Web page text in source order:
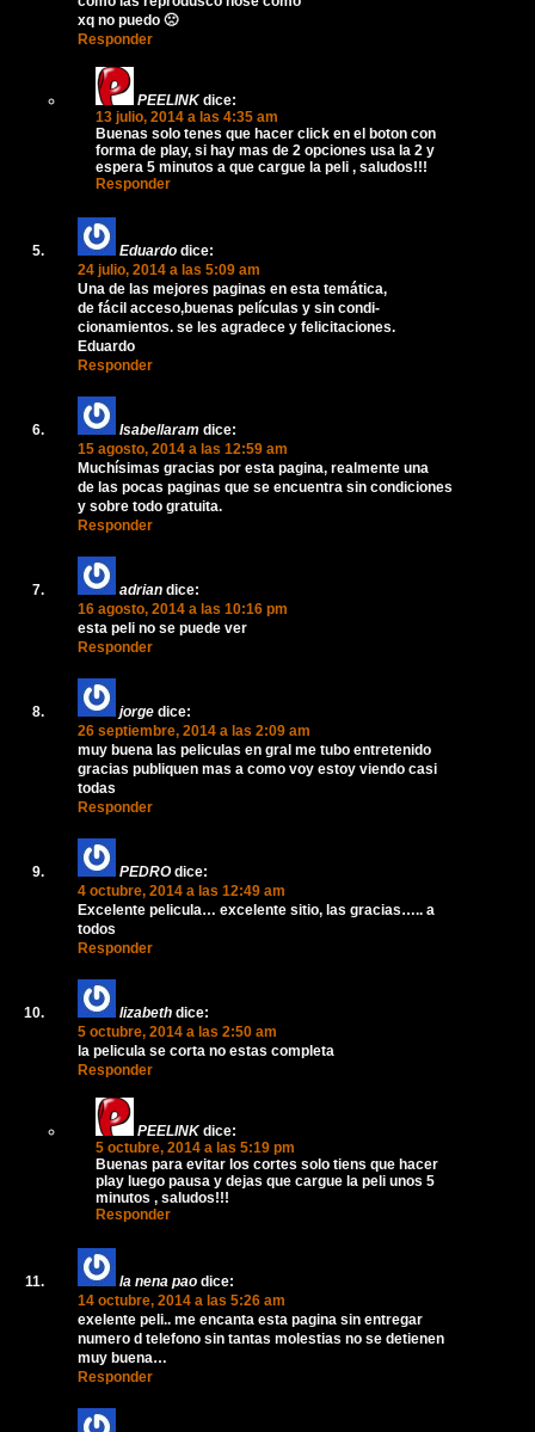
xq no puedo 🙁
Responder
PEELINK dice:
13 julio, 2014 a las 4:35 am
Buenas solo tenes que hacer click en el boton con
forma de play, si hay mas de 2 opciones usa la 2 y
espera 5 minutos a que cargue la peli , saludos!!!
Responder
Eduardo dice:
24 julio, 2014 a las 5:09 am
Una de las mejores paginas en esta temática,
de fácil acceso,buenas películas y sin condi-
cionamientos. se les agradece y felicitaciones.
Eduardo
Responder
Isabellaram dice:
15 agosto, 2014 a las 12:59 am
Muchísimas gracias por esta pagina, realmente una
de las pocas paginas que se encuentra sin condiciones
y sobre todo gratuita.
Responder
adrian dice:
16 agosto, 2014 a las 10:16 pm
esta peli no se puede ver
Responder
jorge dice:
26 septiembre, 2014 a las 2:09 am
muy buena las peliculas en gral me tubo entretenido
gracias publiquen mas a como voy estoy viendo casi
todas
Responder
PEDRO dice:
4 octubre, 2014 a las 12:49 am
Excelente pelicula… excelente sitio, las gracias….. a
todos
Responder
lizabeth dice:
5 octubre, 2014 a las 2:50 am
la pelicula se corta no estas completa
Responder
PEELINK dice:
5 octubre, 2014 a las 5:19 pm
Buenas para evitar los cortes solo tiens que hacer
play luego pausa y dejas que cargue la peli unos 5
minutos , saludos!!!
Responder
la nena pao dice:
14 octubre, 2014 a las 5:26 am
exelente peli.. me encanta esta pagina sin entregar
numero d telefono sin tantas molestias no se detienen
muy buena…
Responder